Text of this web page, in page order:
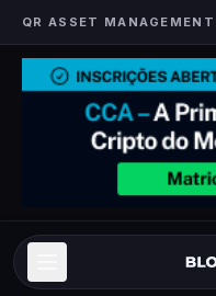
QR ASSET MANAGEMENT